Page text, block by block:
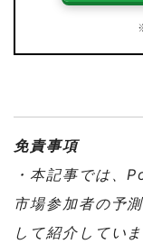
免責事項
・本記事では、
市場参加者の予
して紹介してい